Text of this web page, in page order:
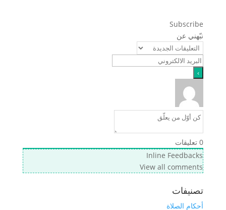
Subscribe
نبّهني عن
0تعليقات
Inline Feedbacks
View all comments
تصنيفات
أحكام الصلاة